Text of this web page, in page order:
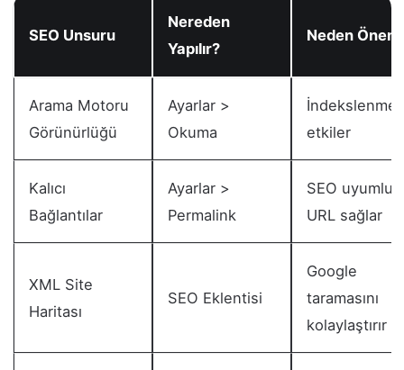
SEO Unsuru
Nereden
Yapılır?
Neden
Arama Motoru
Görünürlüğü
Ayarlar >
Okuma
etkiler
Kalıcı
Bağlantılar
Ayarlar >
Permalink
SEO uyumlu
URL sağlar
XML Site
Haritası
SEO Eklentisi
Google
taramasını
kolaylaştırır